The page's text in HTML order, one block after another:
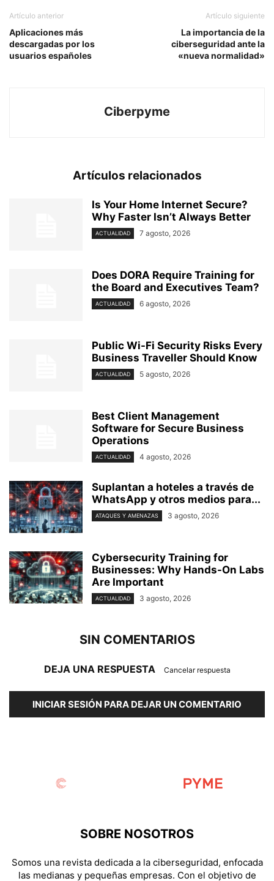
Artículo anterior
Aplicaciones más
descargadas por los
usuarios españoles
Artículo siguiente
La importancia de la
ciberseguridad ante la
«nueva normalidad»
Ciberpyme
Artículos relacionados
Is Your Home Internet Secure?
Why Faster Isn’t Always Better
ACTUALIDAD 7 agosto, 2026
Does DORA Require Training for
the Board and Executives Team?
ACTUALIDAD 6 agosto, 2026
Public Wi-Fi Security Risks Every
Business Traveller Should Know
ACTUALIDAD 5 agosto, 2026
Best Client Management
Software for Secure Business
Operations
ACTUALIDAD 4 agosto, 2026
Suplantan a hoteles a través de
WhatsApp y otros medios para...
ATAQUES Y AMENAZAS 3 agosto, 2026
Cybersecurity Training for
Businesses: Why Hands-On Labs
Are Important
ACTUALIDAD 3 agosto, 2026
SIN COMENTARIOS
DEJA UNA RESPUESTA Cancelar respuesta
INICIAR SESIÓN PARA DEJAR UN COMENTARIO
SOBRE NOSOTROS
Somos una revista dedicada a la ciberseguridad, enfocada
las medianas y pequeñas empresas. Con el objetivo de